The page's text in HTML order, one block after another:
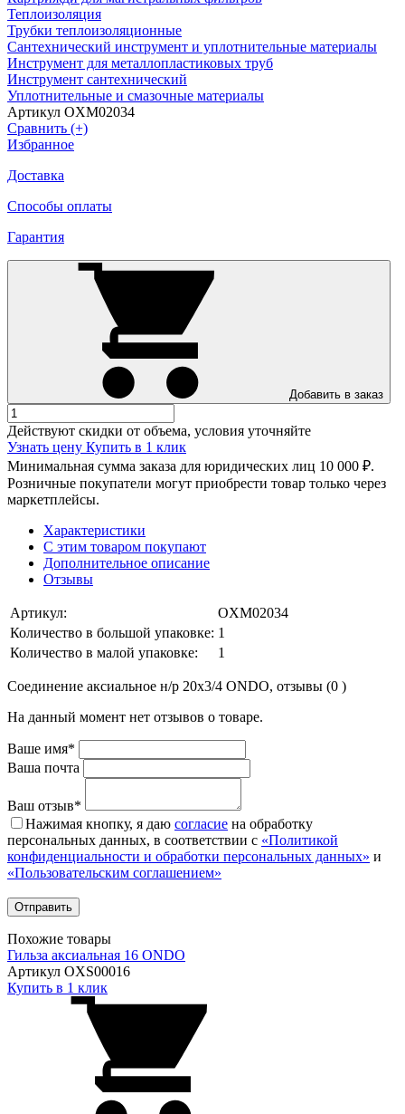
Теплоизоляция
Трубки теплоизоляционные
Сантехнический инструмент и уплотнительные материалы
Инструмент для металлопластиковых труб
Инструмент сантехнический
Уплотнительные и смазочные материалы
Артикул OXM02034
Сравнить (+)
Избранное
Доставка
Способы оплаты
Гарантия
Добавить в заказ
Действуют скидки от объема, условия уточняйте
Узнать цену Купить в 1 клик
Минимальная сумма заказа для юридических лиц 10 000 ₽.
Розничные покупатели могут приобрести товар только через
маркетплейсы.
Характеристики
С этим товаром покупают
Дополнительное описание
Отзывы
Артикул:
OXM02034
Количество в большой упаковке: 1
Количество в малой упаковке:
1
Соединение аксиальное н/р 20х3/4 ONDO, отзывы (0 )
На данный момент нет отзывов о товаре.
Ваше имя*
Ваша почта
Ваш отзыв*
Нажимая кнопку, я даю согласие на обработку
персональных данных, в соответствии с «Политикой
конфиденциальности и обработки персональных данных» и
«Пользовательским соглашением»
Похожие товары
Гильза аксиальная 16 ONDO
Артикул OXS00016
Купить в 1 клик